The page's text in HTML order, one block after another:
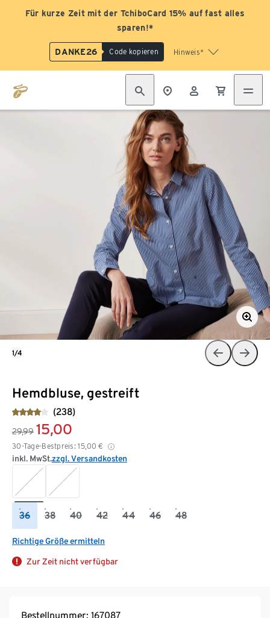
Für kurze Zeit mit der TchiboCard 15% auf fast alles
sparen!*
DANKE26 Code kopieren Hinweis*
Hemdbluse, gestreift
(238)
29,99 15,00
30-Tage-Bestpreis: 15,00 €
inkl. MwSt.zzgl. Versandkosten
36 38 40 42 44 46 48
Richtige Größe ermitteln
Zur Zeit nicht verfügbar
1/4
Bestellnummer: 167087